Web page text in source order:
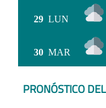
29 LUN
30 MAR
PRONÓSTICO